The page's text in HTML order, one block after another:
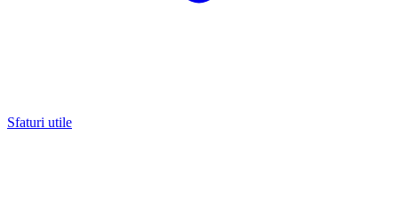
Sfaturi utile